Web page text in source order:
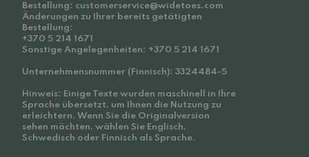
Bestellung: customerservice@widetoes.com
Änderungen zu Ihrer bereits getätigten
Bestellung:
+370 5 214 1671
Sonstige Angelegenheiten: +370 5 214 1671
Unternehmensnummer (Finnisch): 3324484-5
Hinweis: Einige Texte wurden maschinell in Ihre
Sprache übersetzt, um Ihnen die Nutzung zu
erleichtern. Wenn Sie die Originalversion
sehen möchten, wählen Sie Englisch,
Schwedisch oder Finnisch als Sprache.